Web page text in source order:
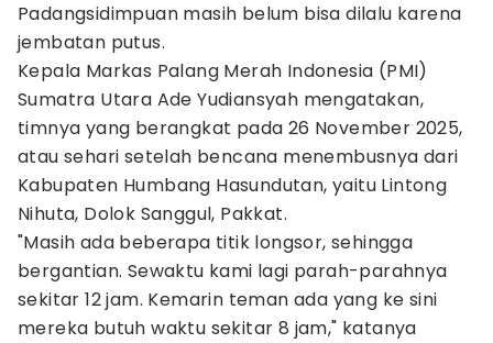
Padangsidimpuan masih belum bisa dilalu karena
jembatan putus.
Kepala Markas Palang Merah Indonesia (PMI)
Sumatra Utara Ade Yudiansyah mengatakan,
timnya yang berangkat pada 26 November 2025,
atau sehari setelah bencana menembusnya dari
Kabupaten Humbang Hasundutan, yaitu Lintong
Nihuta, Dolok Sanggul, Pakkat.
"Masih ada beberapa titik longsor, sehingga
bergantian. Sewaktu kami lagi parah-parahnya
sekitar 12 jam. Kemarin teman ada yang ke sini
mereka butuh waktu sekitar 8 jam," katanya